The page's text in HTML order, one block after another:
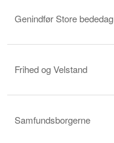
Genindfør Store bededag
Frihed og Velstand
Samfundsborgerne